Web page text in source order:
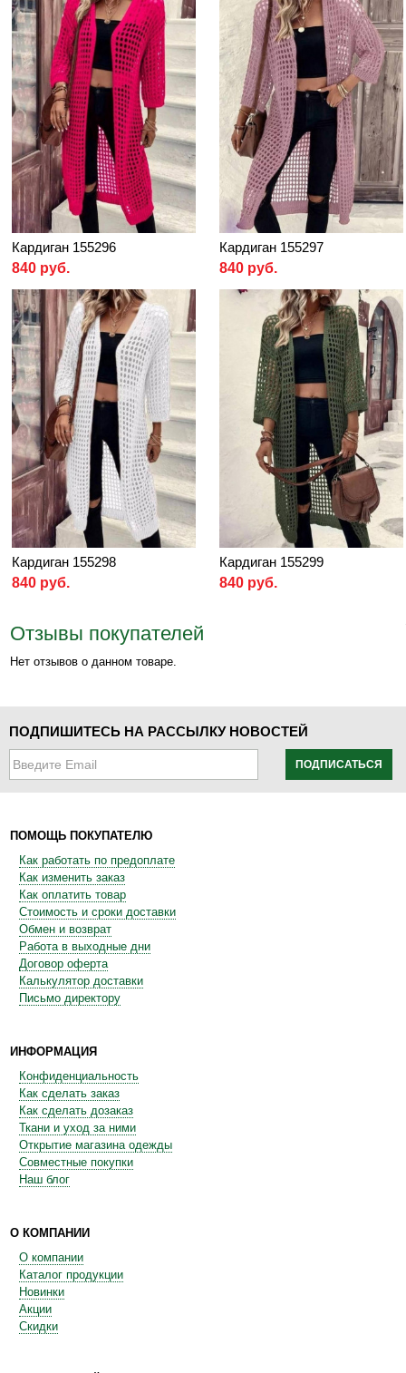
Кардиган 155296
840 руб.
Кардиган 155297
840 руб.
Кардиган 155298
840 руб.
Кардиган 155299
840 руб.
Отзывы покупателей
Нет отзывов о данном товаре.
ПОДПИШИТЕСЬ НА РАССЫЛКУ НОВОСТЕЙ
ПОДПИСАТЬСЯ
ПОМОЩЬ ПОКУПАТЕЛЮ
Как работать по предоплате
Как изменить заказ
Как оплатить товар
Стоимость и сроки доставки
Обмен и возврат
Работа в выходные дни
Договор оферта
Калькулятор доставки
Письмо директору
ИНФОРМАЦИЯ
Конфиденциальность
Как сделать заказ
Как сделать дозаказ
Ткани и уход за ними
Открытие магазина одежды
Совместные покупки
Наш блог
О КОМПАНИИ
О компании
Каталог продукции
Новинки
Акции
Скидки